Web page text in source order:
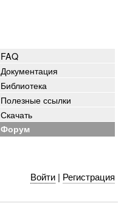
FAQ
Документация
Библиотека
Полезные ссылки
Скачать
Форум
Войти| Регистрация